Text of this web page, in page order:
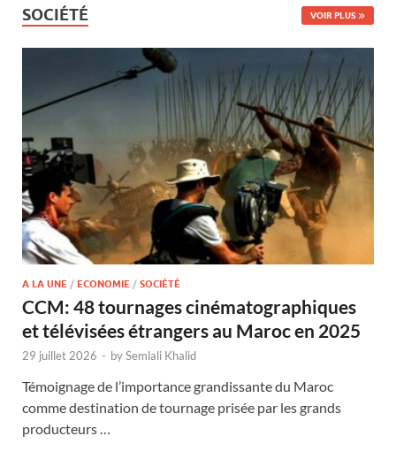
SOCIÉTÉ VOIR PLUS
A LA UNE / ECONOMIE / SOCIÉTÉ
CCM: 48 tournages cinématographiques
et télévisées étrangers au Maroc en 2025
29 juillet 2026 - bySemlali Khalid
Témoignage de l’importance grandissante du Maroc
comme destination de tournage prisée par les grands
producteurs …